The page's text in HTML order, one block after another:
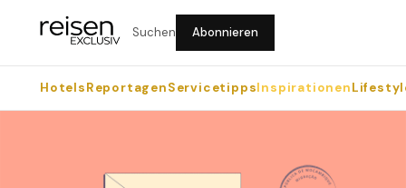
Suchen Abonnieren
HotelsReportagenServicetippsInspirationen